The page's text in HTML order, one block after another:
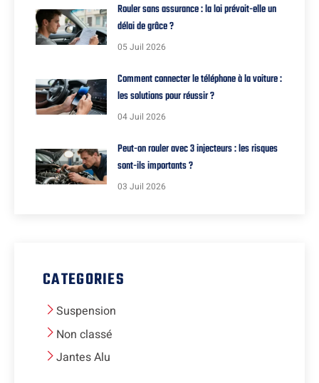
Rouler sans assurance : la loi prévoit-elle un
délai de grâce ?
05 Juil 2026
Comment connecter le téléphone à la voiture :
les solutions pour réussir ?
04 Juil 2026
Peut-on rouler avec 3 injecteurs : les risques
sont-ils importants ?
03 Juil 2026
CATEGORIES
Suspension
Non classé
Jantes Alu